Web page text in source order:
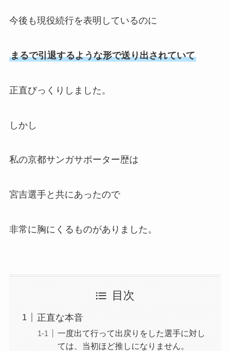
今後も現役続行を表明しているのに
まるで引退するような形で送り出されていて
正直びっくりしました。
しかし
私の京都サンガサポーター歴は
宮吉選手と共にあったので
非常に胸にくるものがありました。
目次
正直な本音
一度出て行って出戻りをした選手に対し
ては、当初ほど推しになりません。